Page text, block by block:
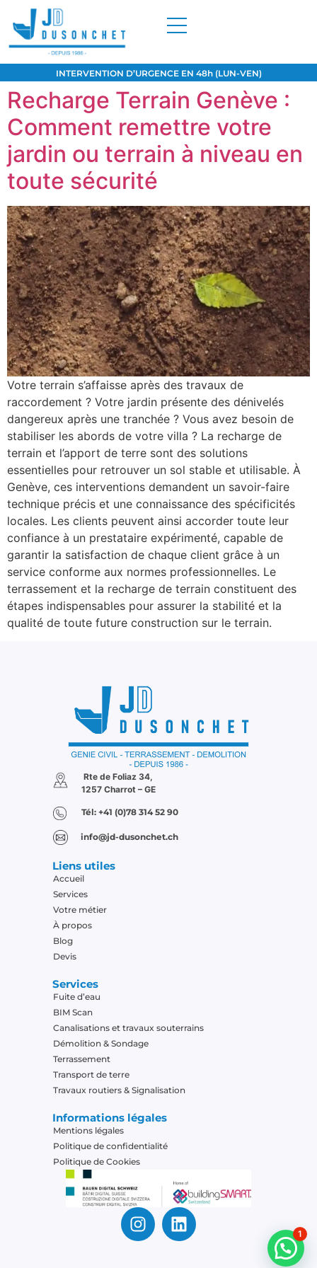
INTERVENTION D’URGENCE EN 48h (LUN-VEN)
Recharge Terrain Genève :
Comment remettre votre
jardin ou terrain à niveau en
toute sécurité
Votre terrain s’affaisse après des travaux de
raccordement ? Votre jardin présente des dénivelés
dangereux après une tranchée ? Vous avez besoin de
stabiliser les abords de votre villa ? La recharge de
terrain et l’apport de terre sont des solutions
essentielles pour retrouver un sol stable et utilisable. À
Genève, ces interventions demandent un savoir-faire
technique précis et une connaissance des spécificités
locales. Les clients peuvent ainsi accorder toute leur
confiance à un prestataire expérimenté, capable de
garantir la satisfaction de chaque client grâce à un
service conforme aux normes professionnelles. Le
terrassement et la recharge de terrain constituent des
étapes indispensables pour assurer la stabilité et la
qualité de toute future construction sur le terrain.
Rte de Foliaz 34,
1257 Charrot – GE
Tél: +41 (0)78 314 52 90
info@jd-dusonchet.ch
Liens utiles
Accueil
Services
Votre métier
À propos
Blog
Devis
Services
Fuite d’eau
BIM Scan
Canalisations et travaux souterrains
Démolition & Sondage
Terrassement
Transport de terre
Travaux routiers & Signalisation
Informations légales
Mentions légales
Politique de confidentialité
Politique de Cookies
1